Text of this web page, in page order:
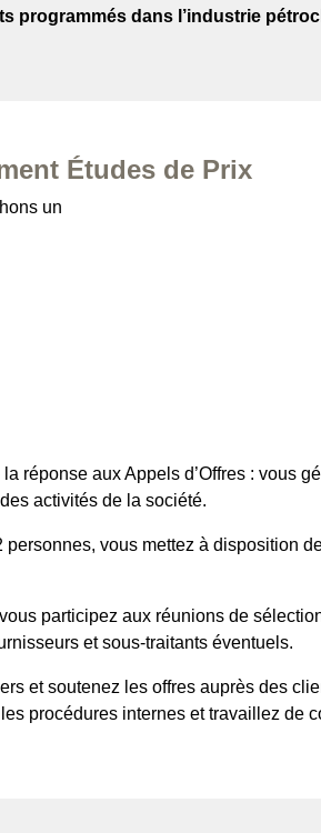
programmés dans l’industrie
Études de Prix
un
réponse aux Appels d’Offres : vous
activités de la société.
vous mettez à disposition
participez aux réunions de
et sous-traitants éventuels.
et soutenez les offres auprès des
procédures internes et travaillez de